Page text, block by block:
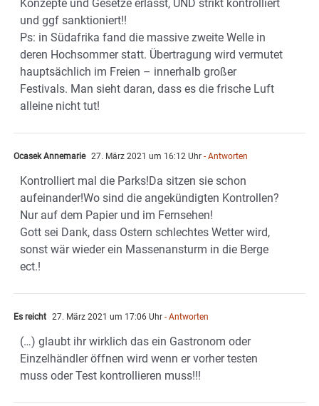
Konzepte und Gesetze erlässt, UND strikt kontrolliert
und ggf sanktioniert!!
Ps: in Südafrika fand die massive zweite Welle in
deren Hochsommer statt. Übertragung wird vermutet
hauptsächlich im Freien – innerhalb großer
Festivals. Man sieht daran, dass es die frische Luft
alleine nicht tut!
Ocasek Annemarie 27. März 2021 um 16:12 Uhr - Antworten
Kontrolliert mal die Parks!Da sitzen sie schon
aufeinander!Wo sind die angekündigten Kontrollen?
Nur auf dem Papier und im Fernsehen!
Gott sei Dank, dass Ostern schlechtes Wetter wird,
sonst wär wieder ein Massenansturm in die Berge
ect.!
Es reicht 27. März 2021 um 17:06 Uhr - Antworten
(…) glaubt ihr wirklich das ein Gastronom oder
Einzelhändler öffnen wird wenn er vorher testen
muss oder Test kontrollieren muss!!!